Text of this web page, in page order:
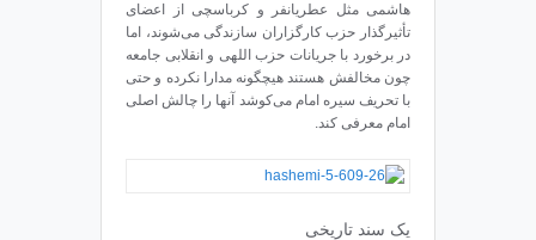
هاشمی مثل عطریانفر و کرباسچی از اعضای
تأثیرگذار حزب کارگزاران سازندگی می‌شوند، اما
در برخورد با جریانات حزب اللهی و انقلابی جامعه
چون مخالفش هستند هیچگونه مدارا نکرده و حتی
با تحریف سیره امام می‌کوشد آنها را چالش اصلی
امام معرفی کند.
یک سند تاریخی